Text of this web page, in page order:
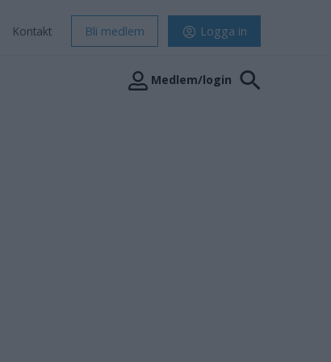
Kontakt Bli medlem Logga in
Medlem/login